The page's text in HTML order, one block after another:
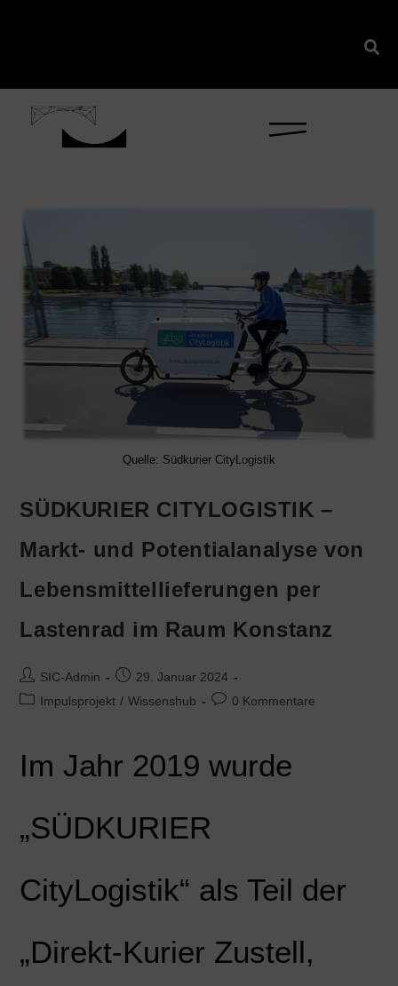
Quelle: Südkurier CityLogistik
SÜDKURIER CITYLOGISTIK –
Markt- und Potentialanalyse von
Lebensmittellieferungen per
Lastenrad im Raum Konstanz
SIC-Admin
29. Januar 2024
Impulsprojekt / Wissenshub 0 Kommentare
Im Jahr 2019 wurde
„SÜDKURIER
CityLogistik“ als Teil der
„Direkt-Kurier Zustell,